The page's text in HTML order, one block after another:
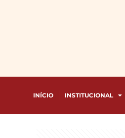
INÍCIO INSTITUCIONAL